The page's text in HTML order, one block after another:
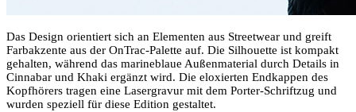
Das Design orientiert sich an Elementen aus Streetwear und greift
Farbakzente aus der OnTrac-Palette auf. Die Silhouette ist kompakt
gehalten, während das marineblaue Außenmaterial durch Details in
Cinnabar und Khaki ergänzt wird. Die eloxierten Endkappen des
Kopfhörers tragen eine Lasergravur mit dem Porter-Schriftzug und
wurden speziell für diese Edition gestaltet.